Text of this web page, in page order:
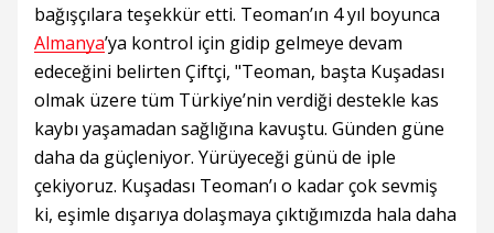
bağışçılara teşekkür etti. Teoman’ın 4 yıl boyunca
Almanya’ya kontrol için gidip gelmeye devam
edeceğini belirten Çiftçi, "Teoman, başta Kuşadası
olmak üzere tüm Türkiye’nin verdiği destekle kas
kaybı yaşamadan sağlığına kavuştu. Günden güne
daha da güçleniyor. Yürüyeceği günü de iple
çekiyoruz. Kuşadası Teoman’ı o kadar çok sevmiş
ki, eşimle dışarıya dolaşmaya çıktığımızda hala daha